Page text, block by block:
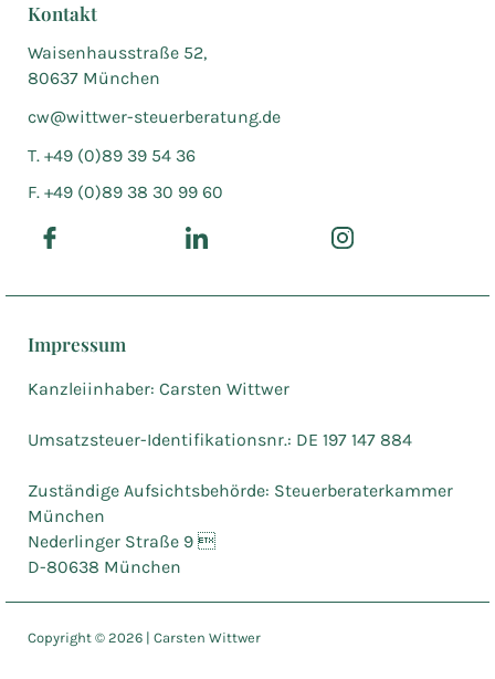
Kontakt
Waisenhausstraße 52,
80637 München
cw@wittwer-steuerberatung.de
T. +49 (0)89 39 54 36
F. +49 (0)89 38 30 99 60
Impressum
Kanzleiinhaber: Carsten Wittwer
Umsatzsteuer-Identifikationsnr.: DE 197 147 884
Zuständige Aufsichtsbehörde: Steuerberaterkammer
München
Nederlinger Straße 9 
D-80638 München
Copyright © 2026 | Carsten Wittwer